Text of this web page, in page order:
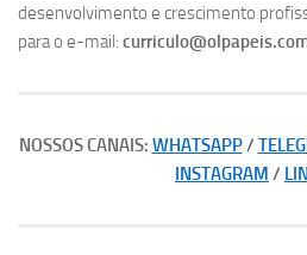
desenvolvimento e crescimento
para o e-mail:
NOSSOS CANAIS: WHATSAPP/
INSTAGRAM /